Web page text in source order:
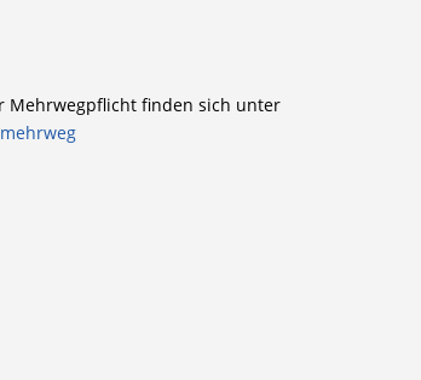
Mehrwegpflicht finden sich unter